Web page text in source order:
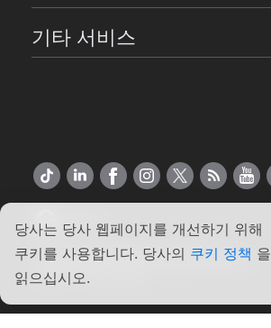
당사는 당사 웹페이지를 개선하기 위해
쿠키를 사용합니다. 당사의 쿠키 정책 을
읽으십시오.
기타 서비스
Copyright ©2026 ASUSTOR Inc.
약관 | 개인 정보